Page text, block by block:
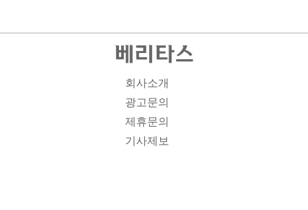
회사소개
광고문의
제휴문의
기사제보